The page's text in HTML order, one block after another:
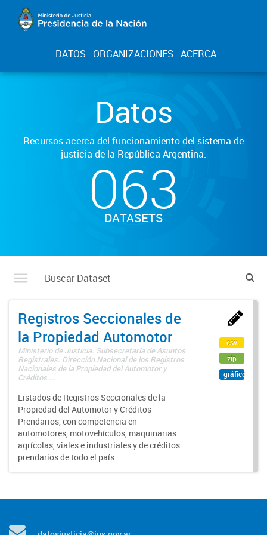
DATOS ORGANIZACIONES ACERCA
Datos
Recursos acerca del funcionamiento del sistema de
justicia de la República Argentina.
063
DATASETS
Registros Seccionales de
la Propiedad Automotor
Ministerio de Justicia. Subsecretaría de Asuntos
Registrales. Dirección Nacional de los Registros
Nacionales de la Propiedad del Automotor y
Créditos ...
Listados de Registros Seccionales de la
Propiedad del Automotor y Créditos
Prendarios, con competencia en
automotores, motovehículos, maquinarias
agrícolas, viales e industriales y de créditos
prendarios de todo el país.
csv
zip
gráfico